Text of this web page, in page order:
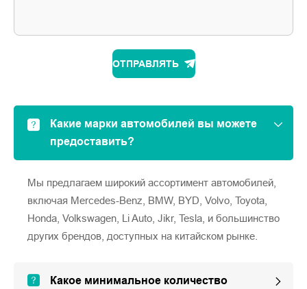
ОТПРАВЛЯТЬ
Какие марки автомобилей вы можете
предоставить?
Мы предлагаем широкий ассортимент автомобилей,
включая Mercedes-Benz, BMW, BYD, Volvo, Toyota,
Honda, Volkswagen, Li Auto, Jikr, Tesla, и большинство
других брендов, доступных на китайском рынке.
Какое минимальное количество